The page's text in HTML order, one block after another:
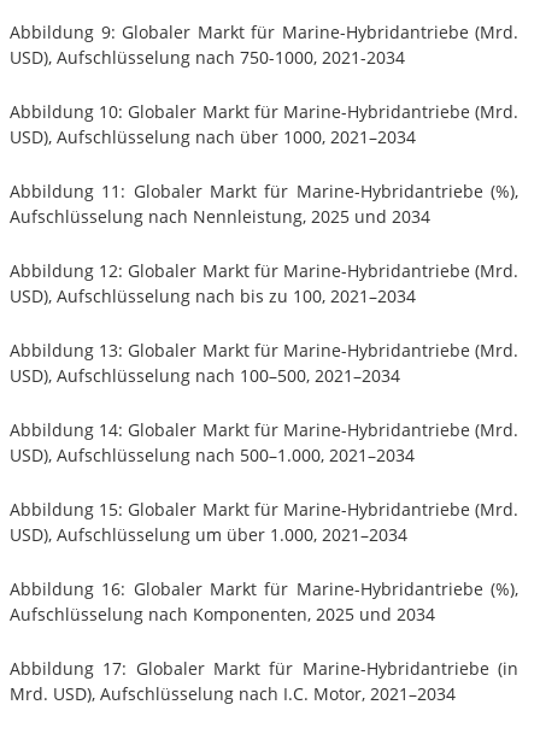
Abbildung 9: Globaler Markt für Marine-Hybridantriebe (Mrd.
USD), Aufschlüsselung nach 750-1000, 2021-2034
Abbildung 10: Globaler Markt für Marine-Hybridantriebe (Mrd.
USD), Aufschlüsselung nach über 1000, 2021–2034
Abbildung 11: Globaler Markt für Marine-Hybridantriebe (%),
Aufschlüsselung nach Nennleistung, 2025 und 2034
Abbildung 12: Globaler Markt für Marine-Hybridantriebe (Mrd.
USD), Aufschlüsselung nach bis zu 100, 2021–2034
Abbildung 13: Globaler Markt für Marine-Hybridantriebe (Mrd.
USD), Aufschlüsselung nach 100–500, 2021–2034
Abbildung 14: Globaler Markt für Marine-Hybridantriebe (Mrd.
USD), Aufschlüsselung nach 500–1.000, 2021–2034
Abbildung 15: Globaler Markt für Marine-Hybridantriebe (Mrd.
USD), Aufschlüsselung um über 1.000, 2021–2034
Abbildung 16: Globaler Markt für Marine-Hybridantriebe (%),
Aufschlüsselung nach Komponenten, 2025 und 2034
Abbildung 17: Globaler Markt für Marine-Hybridantriebe (in
Mrd. USD), Aufschlüsselung nach I.C. Motor, 2021–2034